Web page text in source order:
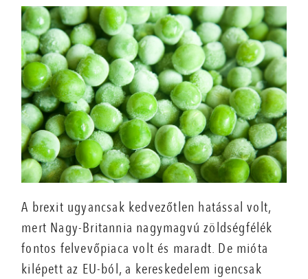
A brexit ugyancsak kedvezőtlen hatással volt,
mert Nagy-Britannia nagymagvú zöldségfélék
fontos felvevőpiaca volt és maradt. De mióta
kilépett az EU-ból, a kereskedelem igencsak